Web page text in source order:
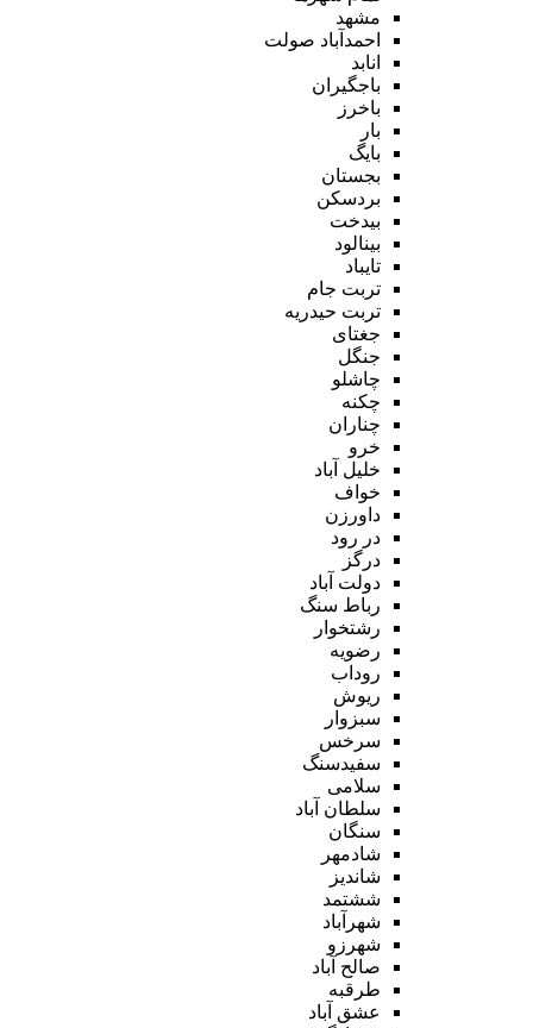
مشهد
احمدآباد صولت
انابد
باجگیران
باخرز
بار
بایگ
بجستان
بردسکن
بیدخت
بینالود
تایباد
تربت جام
تربت حیدریه
جغتای
جنگل
چاشلو
چکنه
چناران
خرو
خلیل آباد
خواف
داورزن
در رود
درگز
دولت آباد
رباط سنگ
رشتخوار
رضویه
روداب
ریوش
سبزوار
سرخس
سفیدسنگ
سلامی
سلطان آباد
سنگان
شادمهر
شاندیز
ششتمد
شهرآباد
شهرزو
صالح آباد
طرقبه
عشق آباد